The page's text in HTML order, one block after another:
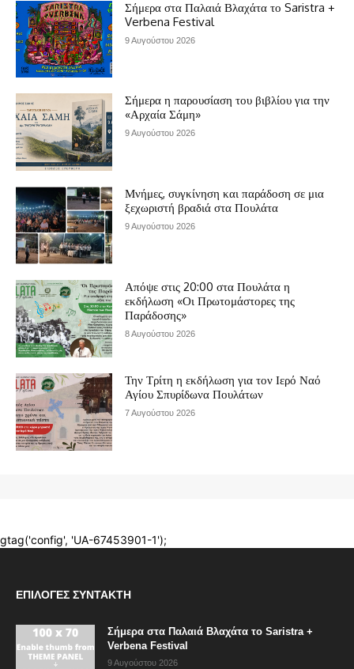
ΕΠΙΛΟΓΈΣ ΣΥΝΤΆΚΤΗ
Σήμερα στα Παλαιά Βλαχάτα το Saristra +
Verbena Festival
9 Αυγούστου 2026